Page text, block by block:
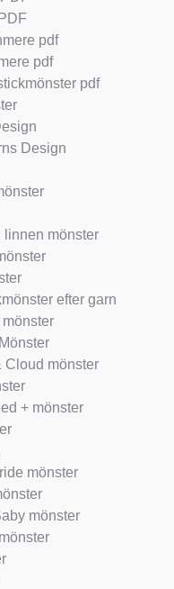
pdf
pdf
pdf
Design
linnen mönster
efter garn
Cloud mönster
+ mönster
mönster
mönster